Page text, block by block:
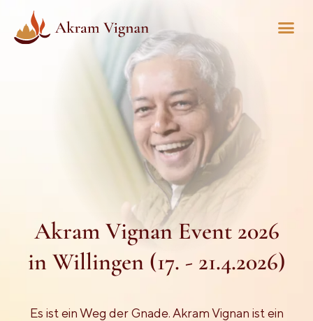
Akram Vignan Event 2026
in Willingen (17. - 21.4.2026)
Es ist ein Weg der Gnade. Akram Vignan ist ein